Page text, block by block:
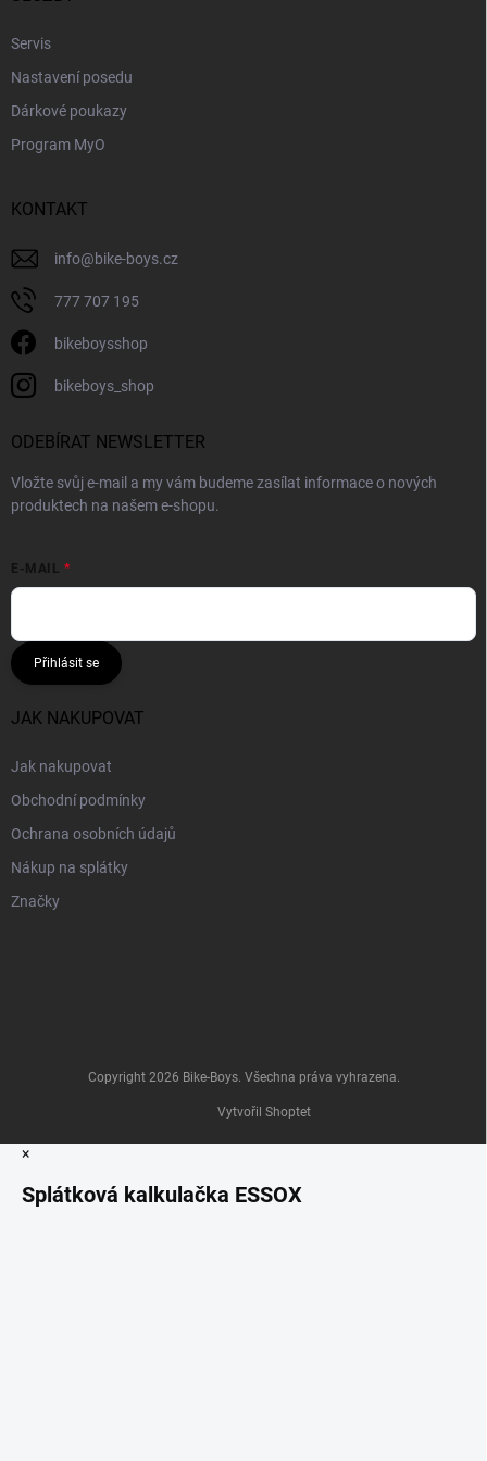
Servis
Nastavení posedu
Dárkové poukazy
Program MyO
KONTAKT
info@bike-boys.cz
777 707 195
bikeboysshop
bikeboys_shop
ODEBÍRAT NEWSLETTER
Vložte svůj e-mail a my vám budeme zasílat informace o nových
produktech na našem e-shopu.
E-MAIL
Přihlásit se
JAK NAKUPOVAT
Jak nakupovat
Obchodní podmínky
Ochrana osobních údajů
Nákup na splátky
Značky
Vytvořil Shoptet
Copyright 2026 Bike-Boys. Všechna práva vyhrazena.
×
Splátková kalkulačka ESSOX